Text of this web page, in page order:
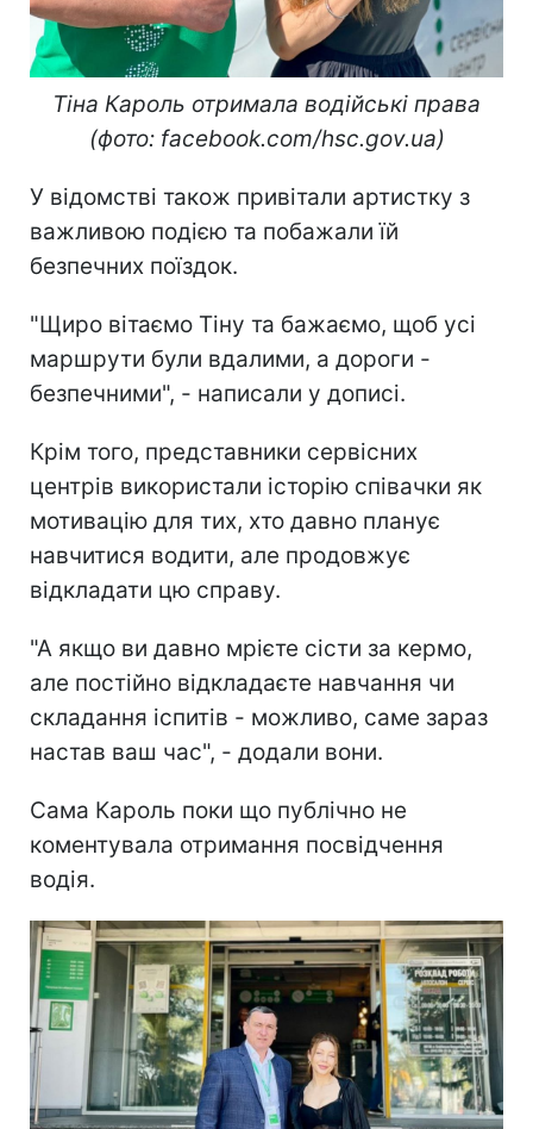
Тіна Кароль отримала водійські права
(фото: facebook.com/hsc.gov.ua)
У відомстві також привітали артистку з
важливою подією та побажали їй
безпечних поїздок.
"Щиро вітаємо Тіну та бажаємо, щоб усі
маршрути були вдалими, а дороги -
безпечними", - написали у дописі.
Крім того, представники сервісних
центрів використали історію співачки як
мотивацію для тих, хто давно планує
навчитися водити, але продовжує
відкладати цю справу.
"А якщо ви давно мрієте сісти за кермо,
але постійно відкладаєте навчання чи
складання іспитів - можливо, саме зараз
настав ваш час", - додали вони.
Сама Кароль поки що публічно не
коментувала отримання посвідчення
водія.